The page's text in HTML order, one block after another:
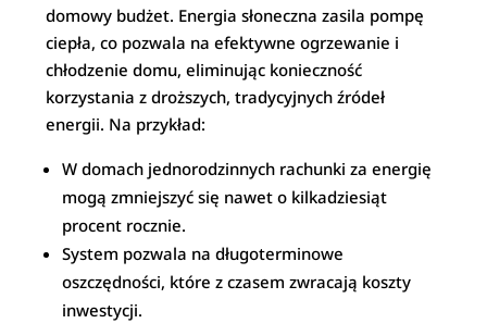
domowy budżet. Energia słoneczna zasila pompę
ciepła, co pozwala na efektywne ogrzewanie i
chłodzenie domu, eliminując konieczność
korzystania z droższych, tradycyjnych źródeł
energii. Na przykład:
W domach jednorodzinnych rachunki za energię
mogą zmniejszyć się nawet o kilkadziesiąt
procent rocznie.
System pozwala na długoterminowe
oszczędności, które z czasem zwracają koszty
inwestycji.